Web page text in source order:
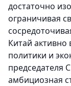
достаточно
ограничивая
Китай
политики и
председателя
амбициозная